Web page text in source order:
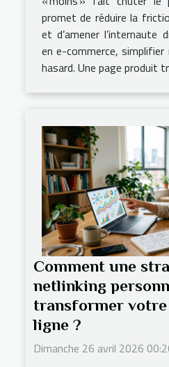
promet de réduire la
et d’amener l’internaute
en e-commerce,
hasard. Une page produit
Comment une
netlinking
transformer
ligne ?
Dimanche 26 avril 2026